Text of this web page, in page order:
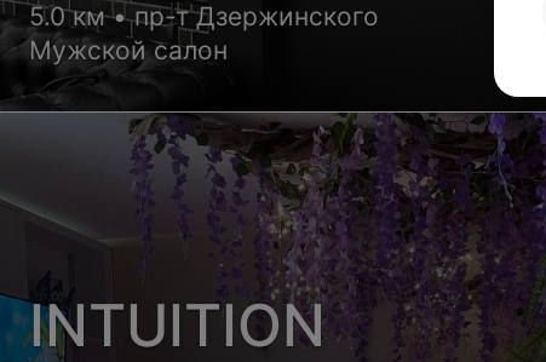
5.0 км • пр-т Дзержинского
Мужской салон
INTUITION